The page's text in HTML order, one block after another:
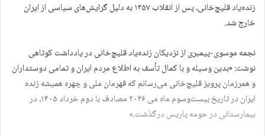
زنده‌یاد قلیچ‌خانی، پس از انقلاب ۱۳۵۷ به دلیل گرایش‌های سیاسی از ایران
خارج شد.
نجمه موسوی-پیمبری از نزدیکان زنده‌یاد قلیچ‌خانی در یادداشت کوتاهی
نوشت: «بدین وسیله و با کمال تأسف به اطلاع مردم ایران و تمامی دوستداران
و همرزمان پرویز قلیچ‌خانی می‌رسانم که قهرمان ملی و چهره همیشه زنده
ایران در تاریخ بیست‌و‌سوم ماه می ۲۰۲۶ مصادف با دوم خرداد ۱۴۰۵، در
بیمارستانی در حومه پاریس درگذشت.»